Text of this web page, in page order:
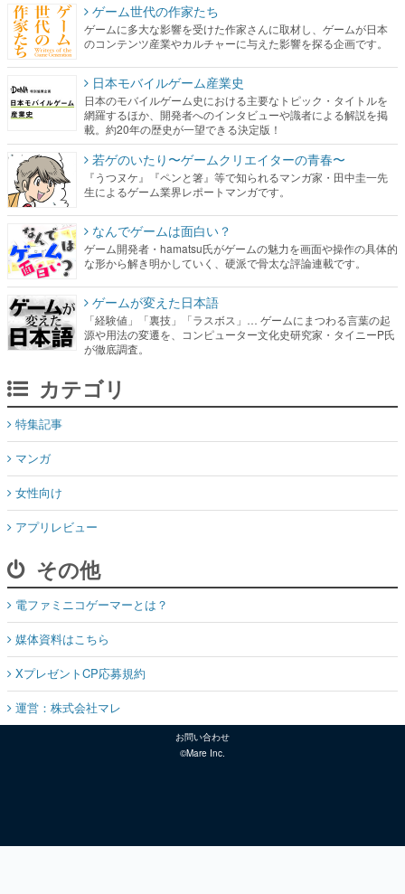
ゲーム世代の作家たち
ゲームに多大な影響を受けた作家さんに取材し、ゲームが日本
のコンテンツ産業やカルチャーに与えた影響を探る企画です。
日本モバイルゲーム産業史
日本のモバイルゲーム史における主要なトピック・タイトルを
網羅するほか、開発者へのインタビューや識者による解説を掲
載。約20年の歴史が一望できる決定版！
若ゲのいたり〜ゲームクリエイターの青春〜
『うつヌケ』『ペンと箸』等で知られるマンガ家・田中圭一先
生によるゲーム業界レポートマンガです。
なんでゲームは面白い？
ゲーム開発者・hamatsu氏がゲームの魅力を画面や操作の具体的
な形から解き明かしていく、硬派で骨太な評論連載です。
ゲームが変えた日本語
「経験値」「裏技」「ラスボス」… ゲームにまつわる言葉の起
源や用法の変遷を、コンピューター文化史研究家・タイニーP氏
が徹底調査。
カテゴリ
特集記事
マンガ
女性向け
アプリレビュー
その他
電ファミニコゲーマーとは？
媒体資料はこちら
XプレゼントCP応募規約
運営：株式会社マレ
お問い合わせ
©Mare Inc.